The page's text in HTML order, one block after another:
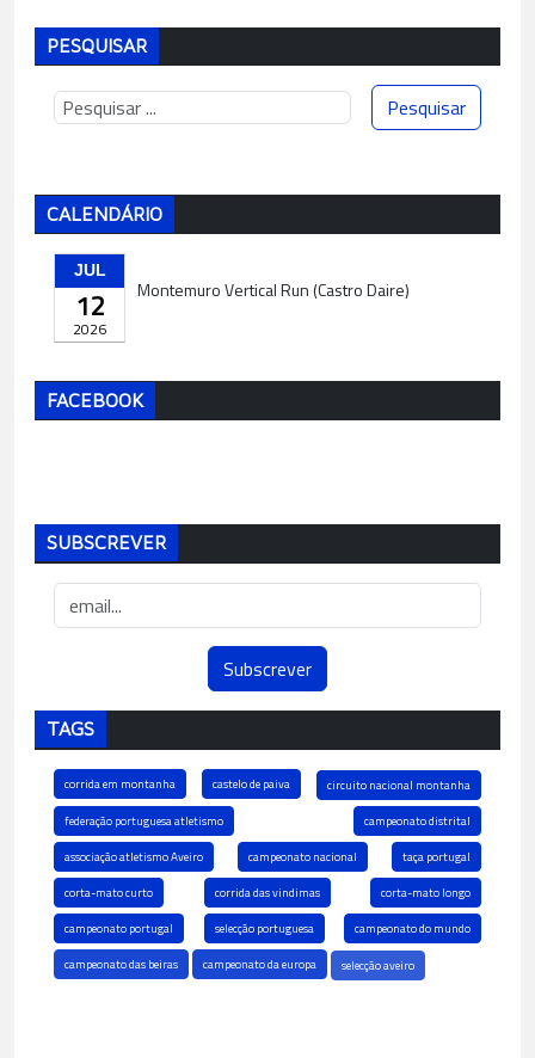
PESQUISAR
CALENDÁRIO
JUL
12
2026
Montemuro Vertical Run (Castro Daire)
FACEBOOK
SUBSCREVER
TAGS
corrida em montanha castelo de paiva
circuito nacional montanha
federação portuguesa atletismo
campeonato distrital
associação atletismo Aveiro
campeonato nacional
taça portugal
corta-mato curto
corrida das vindimas
corta-mato longo
campeonato portugal
selecção portuguesa
campeonato do mundo
campeonato das beiras
campeonato da europa selecção aveiro